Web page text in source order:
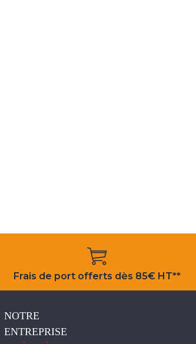
Frais de port offerts dès 85€ HT**
NOTRE
ENTREPRISE